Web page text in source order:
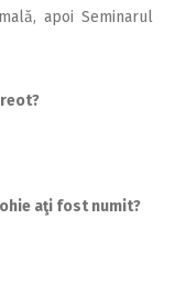
apoi Seminarul
aţi fost numit?